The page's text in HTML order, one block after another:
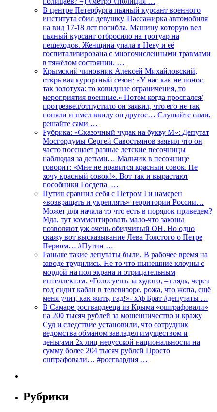
В центре Петербурга пьяный курсант военного
института сбил девушку. Пассажирка автомобиля
на вид 17-18 лет погибла. Машину которую вел
пьяный курсант отбросило на тротуар на
пешеходов. Женщина упала в Неву и её
госпитализирована с многочисленными травмами
в тяжёлом состоянии. …
Крымский чиновник Алексей Михайловский,
открывая курортный сезон: «У нас как не понос,
так золотуха: то ковидные ограничения, то
мероприятия военные.» Потом когда проспался/
протрезвел/отпустило он заявил, что его не так
поняли и имел ввиду он другое… Слушайте сами,
решайте сами …
Рубрика: «Сказочный чудак на букву М»: Депутат
Мосгордумы Сергей Савостьянов заявил что он
часто посещает разные детские песочницы
наблюдая за детьми… Мальчик в песочнице
говорит: «Мне не нравится красный совок. Не
хочу красный совок!». Вот так и вырастают
пособники Госдепа. …
Путин сравнил себя с Петром I и намерен
«возвращать и укреплять» территории России…
Может для начала то что есть в порядок приведем?
Мда, тут комментировать мало-что законы
позволяют уж очень обидчивый ОН. Но одно
скажу вот высказывание Лева Толстого о Петре
Первом… #Путин …
Раньше такие депутаты были. В рабочее время на
заводе трудились. Не то что нынешние клоуны с
мордой на пол экрана и отрицательным
интеллектом. «Голосуешь за худого, – глядь, через
год сидит кабан в телевизоре, рожа, что жопа, ещё
меня учит, как жить, гад!»- х/ф Брат #депутаты …
В Самаре росгвардееца из Крыма «оштрафовали»
на 200 тысяч рублей за мошенничество и кражу
Суд и следствие установили, что сотрудник
ведомства обманом завладел имуществом и
деньгами 2х лиц нерусской национальности на
сумму более 204 тысяч рублей Просто
оштрафовали… #росгвардия …
Рубрики